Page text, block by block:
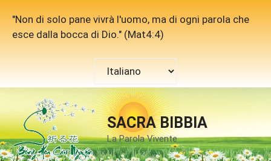
contenuto
"Non di solo pane vivrà l'uomo, ma di ogni parola che
esce dalla bocca di Dio." (Mat4:4)
lingua
SACRA BIBBIA
La Parola Vivente